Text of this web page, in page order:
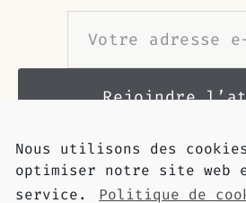
Nous utilisons des
optimiser notre site web
service.
Politique de